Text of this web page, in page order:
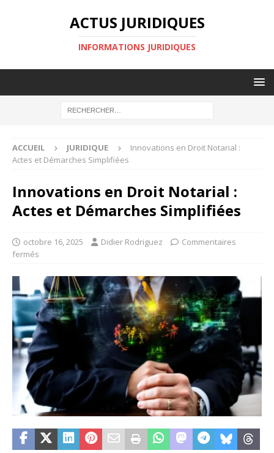
ACTUS JURIDIQUES
INFORMATIONS JURIDIQUES
ACCUEIL JURIDIQUE
Innovations en Droit Notarial :
Actes et Démarches Simplifiées
Innovations en Droit Notarial :
Actes et Démarches Simplifiées
octobre 16, 2025 Didier Rodriguez
Commentaires
fermés